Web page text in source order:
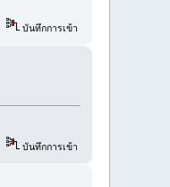
บันทึกการเข้า
บันทึกการเข้า